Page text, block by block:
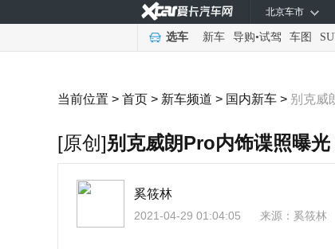
北京车市
选车 新车 导购•试驾 车图
当前位置 > 首页 > 新车频道 > 国内新车 > 别克威
[原创]别克威朗Pro内饰谍照曝
奚筱林
2021-04-29 01:04:05 来源： 奚筱林